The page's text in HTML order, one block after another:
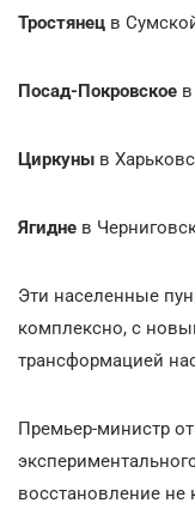
Тростянец в
Посад-Покровское
Циркуны в
Ягидне в
Эти населенные
комплексно, с
трансформацией
Премьер-министр
восстановление не